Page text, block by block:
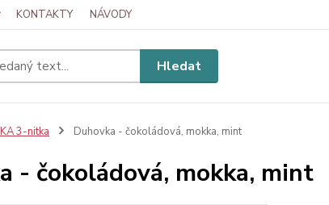
KONTAKTY NÁVODY
Hledat
3-nitka Duhovka - čokoládová, mokka, mint
- čokoládová, mokka, mint